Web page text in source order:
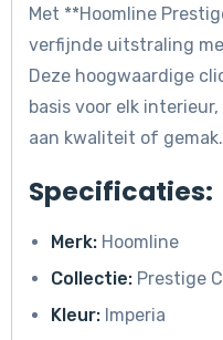
Met **Hoomline
verfijnde uitstraling
Deze hoogwaardige
basis voor elk
aan kwaliteit of gemak.
Specificaties:
Merk: Hoomline
Collectie: Prestige
Kleur: Imperia